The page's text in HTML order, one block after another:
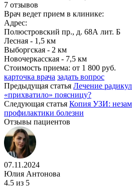
7 отзывов
Врач ведет прием в клинике:
Адрес:
Полюстровский пр., д. 68А лит. Б
Лесная - 1,5 км
Выборгская - 2 км
Новочеркасская - 7,5 км
Стоимость приема: от 1 800 руб.
карточка врача задать вопрос
Предыдущая статья Лечение
«прихватило» поясницу?
Следующая статья Копия УЗИ:
профилактики болезни
Отзывы пациентов
07.11.2024
Юлия Антонова
4.5 из 5